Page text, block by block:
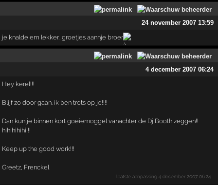
24 november 2007 13:59
je knalde em lekker.. groetjes aannje broer
4 december 2007 06:24
Hey kerel!!!
Blijf zo door gaan. ik ben trots op je!!!!
Dan kun je binnen kort goeiemoggel vanachter de Dj Booth zeggen!!
hihihihihi!!!
Keep up the good work!!!
Greetz, Frenckel
laatste aanpassing4 december 2007 06:24